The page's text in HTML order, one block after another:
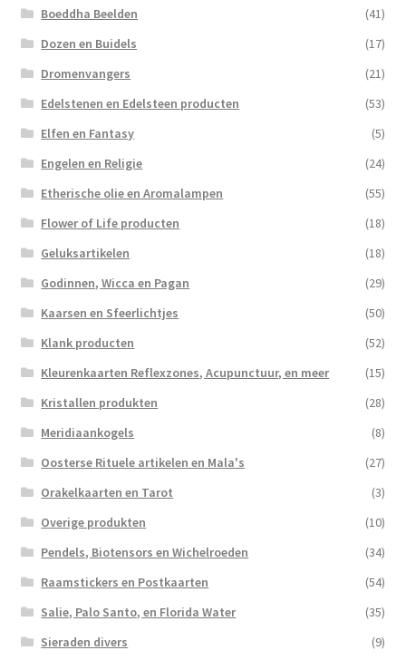
Boeddha Beelden
(41)
Dozen en Buidels
(17)
Dromenvangers
(21)
Edelstenen en Edelsteen producten
(53)
Elfen en Fantasy
(5)
Engelen en Religie
(24)
Etherische olie en Aromalampen
(55)
Flower of Life producten
(18)
Geluksartikelen
(18)
Godinnen, Wicca en Pagan
(29)
Kaarsen en Sfeerlichtjes
(50)
Klank producten
(52)
Kleurenkaarten Reflexzones, Acupunctuur, en meer
(15)
Kristallen produkten
(28)
Meridiaankogels
(8)
Oosterse Rituele artikelen en Mala's
(27)
Orakelkaarten en Tarot
(3)
Overige produkten
(10)
Pendels, Biotensors en Wichelroeden
(34)
Raamstickers en Postkaarten
(54)
Salie, Palo Santo, en Florida Water
(35)
Sieraden divers
(9)